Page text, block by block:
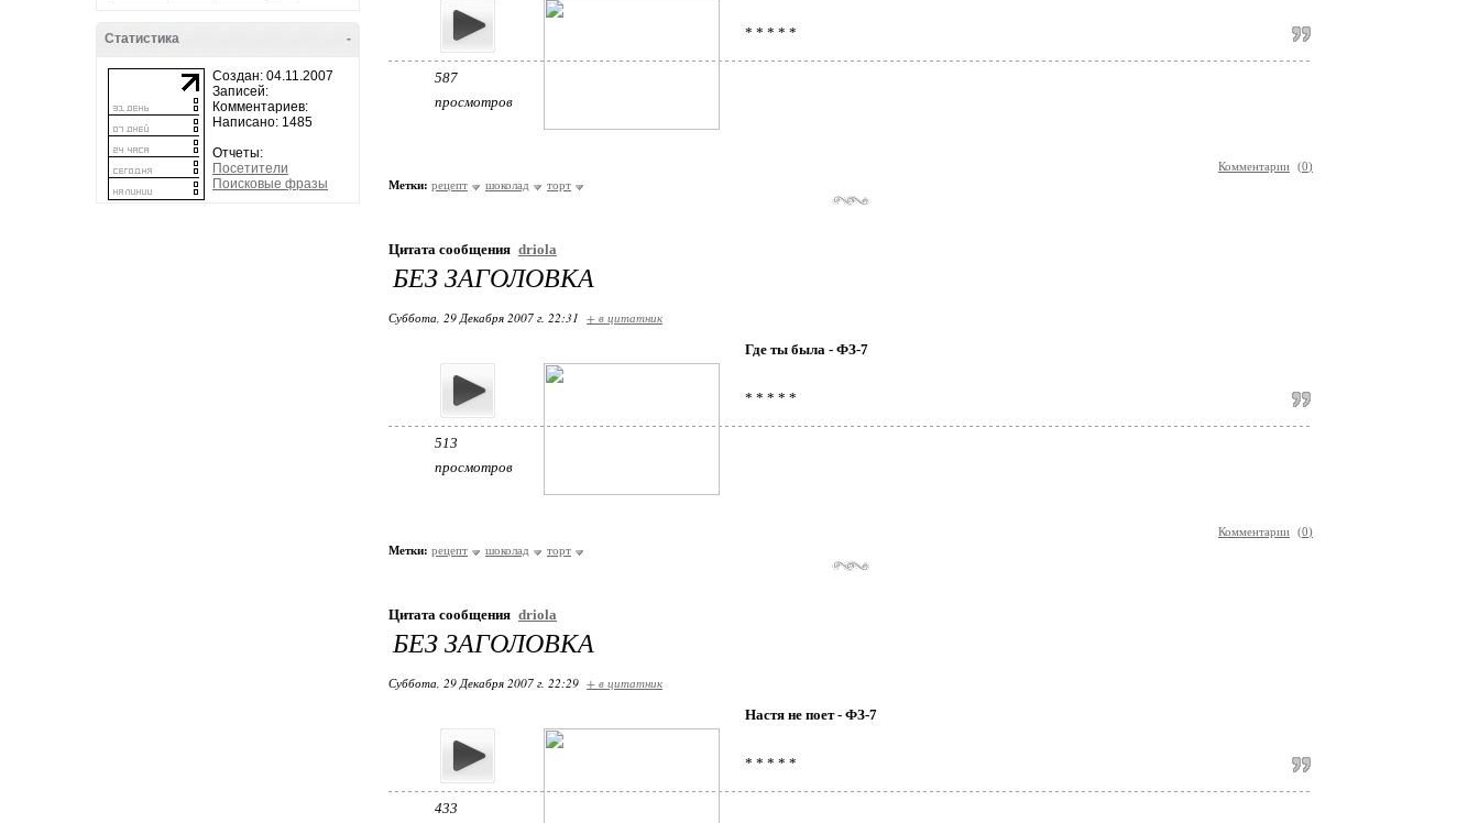
-
Статистика
Создан: 04.11.2007
Записей:
Комментариев:
Написано: 1485
Отчеты:
Посетители
Поисковые фразы
587
просмотров
* * * * *
Метки: рецепт шоколад торт
Комментарии (0)
Цитата сообщения driola
БЕЗ ЗАГОЛОВКА
Суббота, 29 Декабря 2007 г. 22:31 + в цитатник
513
просмотров
Где ты была - ФЗ-7
* * * * *
Метки: рецепт шоколад торт
Комментарии (0)
Цитата сообщения driola
БЕЗ ЗАГОЛОВКА
Суббота, 29 Декабря 2007 г. 22:29 + в цитатник
433
Настя не поет - ФЗ-7
* * * * *